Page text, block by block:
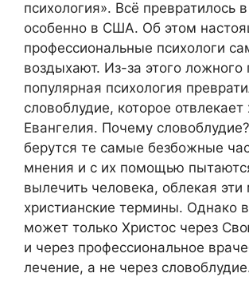
психология». Всё превратилось
особенно в США. Об этом
профессиональные психологи
воздыхают. Из-за этого ложного
популярная психология
словоблудие, которое отвлекает
Евангелия. Почему
берутся те самые безбожные
мнения и с их помощью
вылечить человека, облекая
христианские термины. Однако
может только Христос через
и через профессиональное
лечение, а не через